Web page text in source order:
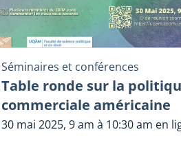
Séminaires et conférences
Table ronde sur la
commerciale américaine
30 mai 2025, 9 am à 10:30 am en